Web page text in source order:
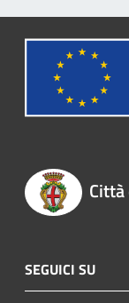
SEGUICI SU